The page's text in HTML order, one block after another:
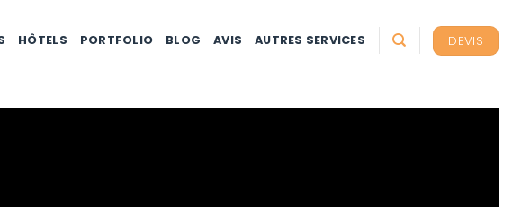
HÔTELS PORTFOLIO BLOG AVIS AUTRES SERVICES DEVIS